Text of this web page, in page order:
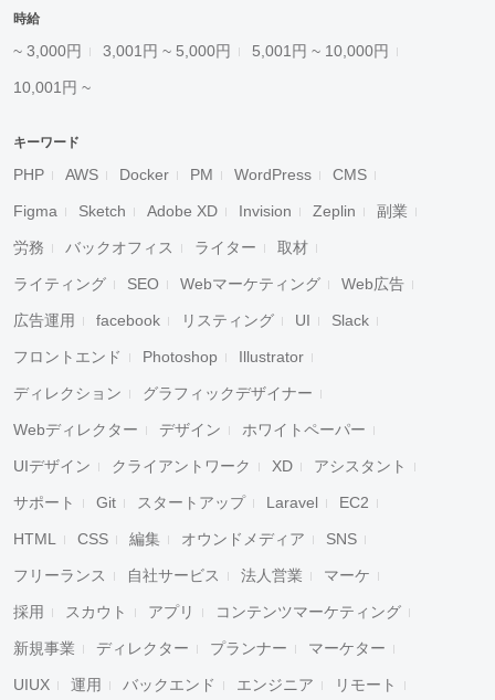
時給
~ 3,000円 3,001円 ~ 5,000円 5,001円 ~ 10,000円
10,001円 ~
キーワード
PHP AWS Docker PM WordPress CMS
Figma Sketch Adobe XD Invision Zeplin 副業
労務 バックオフィス ライター 取材
ライティング SEO Webマーケティング Web広告
広告運用 facebook リスティング UI Slack
フロントエンド Photoshop Illustrator
ディレクション グラフィックデザイナー
Webディレクター デザイン ホワイトペーパー
UIデザイン クライアントワーク XD アシスタント
サポート Git スタートアップ Laravel EC2
HTML CSS 編集 オウンドメディア SNS
フリーランス 自社サービス 法人営業 マーケ
採用 スカウト アプリ コンテンツマーケティング
新規事業 ディレクター プランナー マーケター
UIUX 運用 バックエンド エンジニア リモート